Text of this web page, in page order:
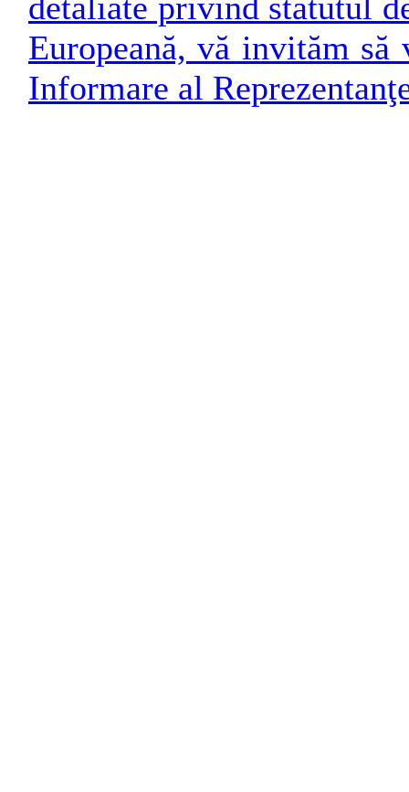
Europeană, vă invităm
Informare al